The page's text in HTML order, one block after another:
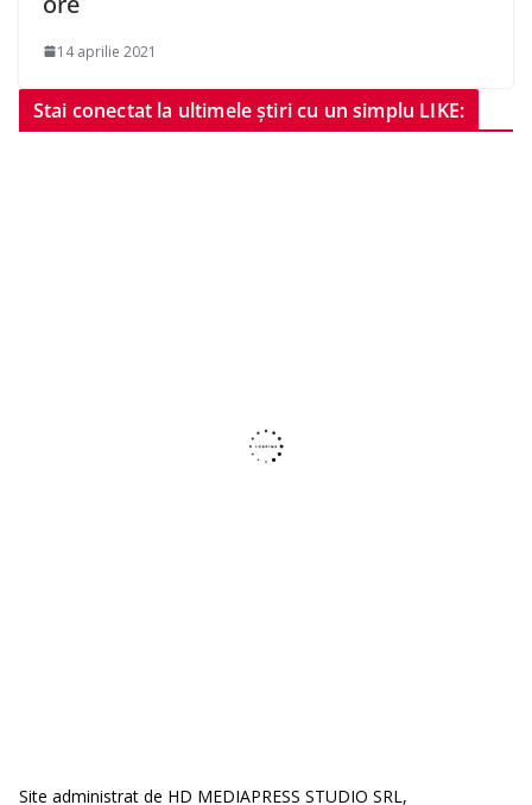
14 aprilie 2021
Stai conectat la ultimele știri cu un simplu LIKE:
Site administrat de HD MEDIAPRESS STUDIO SRL,